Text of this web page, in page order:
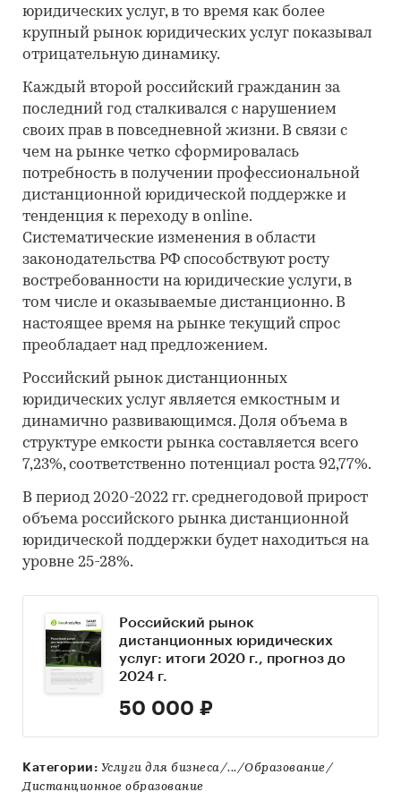
юридических услуг, в то время как более
крупный рынок юридических услуг показывал
отрицательную динамику.
Каждый второй российский гражданин за
последний год сталкивался с нарушением
своих прав в повседневной жизни. В связи с
чем на рынке четко сформировалась
потребность в получении профессиональной
дистанционной юридической поддержке и
тенденция к переходу в online.
Систематические изменения в области
законодательства РФ способствуют росту
востребованности на юридические услуги, в
том числе и оказываемые дистанционно. В
настоящее время на рынке текущий спрос
преобладает над предложением.
Российский рынок дистанционных
юридических услуг является емкостным и
динамично развивающимся. Доля объема в
структуре емкости рынка составляется всего
7,23%, соответственно потенциал роста 92,77%.
В период 2020-2022 гг. среднегодовой прирост
объема российского рынка дистанционной
юридической поддержки будет находиться на
уровне 25-28%.
Российский рынок
дистанционных юридических
услуг: итоги 2020 г., прогноз до
2024 г.
50 000 ₽
Категории: Услуги для бизнеса/.../Образование/
Дистанционное образование